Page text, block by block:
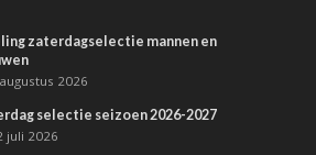
zaterdagselectie mannen en
2026
selectie seizoen 2026-2027
juli 2026